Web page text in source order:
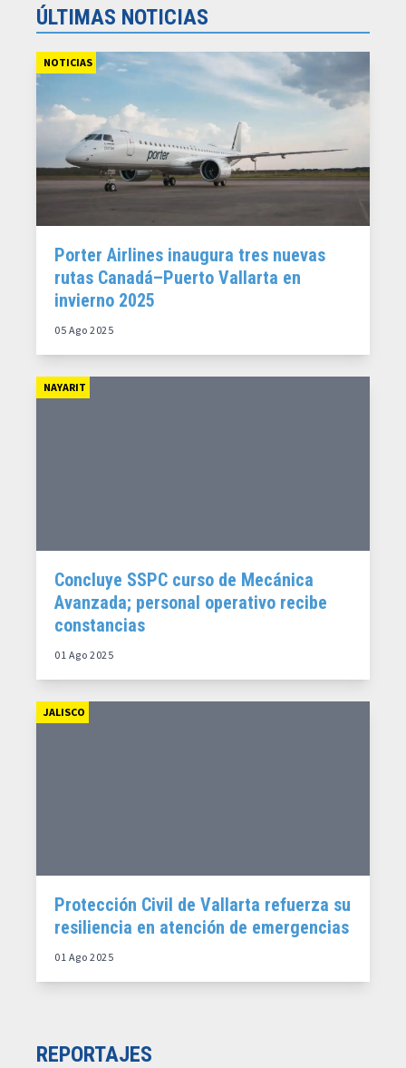
ÚLTIMAS NOTICIAS
NOTICIAS
Porter Airlines inaugura tres nuevas
rutas Canadá–Puerto Vallarta en
invierno 2025
05 Ago 2025
NAYARIT
Concluye SSPC curso de Mecánica
Avanzada; personal operativo recibe
constancias
01 Ago 2025
JALISCO
Protección Civil de Vallarta refuerza su
resiliencia en atención de emergencias
01 Ago 2025
REPORTAJES